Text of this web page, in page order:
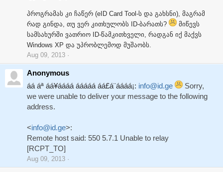
პროგრამას კი ჩაწერ (eID Card Tool-ს და გახსნი), მაგრამ
რად გინდა, თუ ვერ კითხულობს ID-ბარათს?
მიწევს
სამსახურში ვათრიო ID-წამკითხველი, რადგან იქ მაქვს
Windows XP და უპრობლემოდ მუშაობს.
Aug 09, 2013
Anonymous
áá áª áá¥áááá ááááá áá£á¨áááá¡: info@id.ge
Sorry,
we were unable to deliver your message to the following
address.
<info@id.ge>:
Remote host said: 550 5.7.1 Unable to relay
[RCPT_TO]
Aug 09, 2013